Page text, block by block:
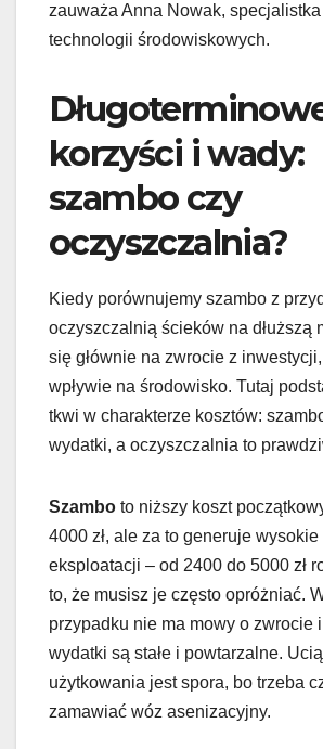
zauważa Anna Nowak,
technologii środowiskowych.
korzyści i wady:
szambo czy
oczyszczalnia?
Kiedy porównujemy szambo z
oczyszczalnią ścieków na dłuższą
się głównie na zwrocie z
wpływie na środowisko. Tutaj
tkwi w charakterze kosztów:
wydatki, a oczyszczalnia to
Szambo to niższy koszt
4000 zł, ale za to generuje wysokie
eksploatacji – od 2400 do 5000 zł
to, że musisz je często opróżniać.
przypadku nie ma mowy o zwrocie
wydatki są stałe i powtarzalne.
użytkowania jest spora, bo trzeba
zamawiać wóz asenizacyjny.